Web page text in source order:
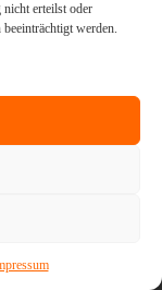
nicht erteilst oder
werden.